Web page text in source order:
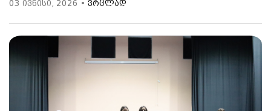
03 ივნისი, 2026 • ვრცლად